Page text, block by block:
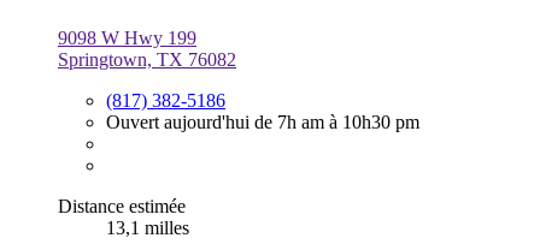
9098 W Hwy 199
Springtown, TX 76082
(817) 382-5186
Ouvert aujourd'hui de 7h am à 10h30 pm
Distance estimée
13,1 milles